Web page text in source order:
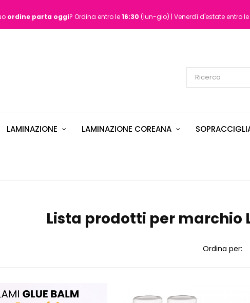
ordine parta oggi? Ordina entro le16:30 (lun-gio) | Venerdì d'estate entro le
LAMINAZIONE LAMINAZIONE COREANA
Lista prodotti per marchio
Ordina per: